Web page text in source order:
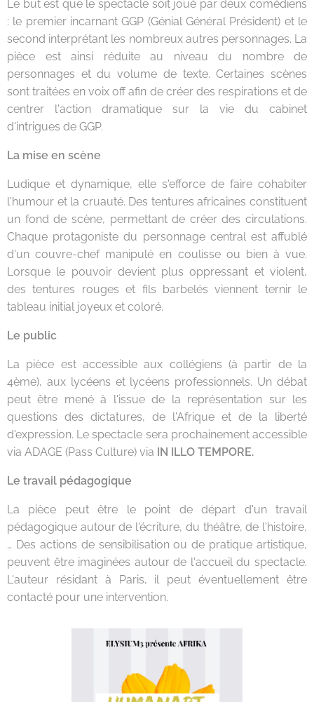
Le but est que le spectacle soit joué par deux comédiens
: le premier incarnant GGP (Génial Général Président) et le
second interprétant les nombreux autres personnages. La
pièce est ainsi réduite au niveau du nombre de
personnages et du volume de texte. Certaines scènes
sont traitées en voix off afin de créer des respirations et de
centrer l'action dramatique sur la vie du cabinet
d'intrigues de GGP.
La mise en scène
Ludique et dynamique, elle s'efforce de faire cohabiter
l'humour et la cruauté. Des tentures africaines constituent
un fond de scène, permettant de créer des circulations.
Chaque protagoniste du personnage central est affublé
d'un couvre-chef manipulé en coulisse ou bien à vue.
Lorsque le pouvoir devient plus oppressant et violent,
des tentures rouges et fils barbelés viennent ternir le
tableau initial joyeux et coloré.
Le public
La pièce est accessible aux collégiens (à partir de la
4ème), aux lycéens et lycéens professionnels. Un débat
peut être mené à l'issue de la représentation sur les
questions des dictatures, de l'Afrique et de la liberté
d'expression. Le spectacle sera prochainement accessible
via ADAGE (Pass Culture) via
IN ILLO TEMPORE.
Le travail pédagogique
La pièce peut être le point de départ d'un travail
pédagogique autour de l'écriture, du théâtre, de l'histoire,
… Des actions de sensibilisation ou de pratique artistique,
peuvent être imaginées autour de l'accueil du spectacle.
L'auteur résidant à Paris, il peut éventuellement être
contacté pour une intervention.